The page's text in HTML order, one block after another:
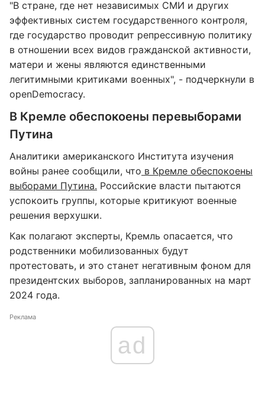
"В стране, где нет независимых СМИ и других
эффективных систем государственного контроля,
где государство проводит репрессивную политику
в отношении всех видов гражданской активности,
матери и жены являются единственными
легитимными критиками военных", - подчеркнули в
openDemocracy.
В Кремле обеспокоены перевыборами
Путина
Аналитики американского Института изучения
войны ранее сообщили, что в Кремле обеспокоены
выборами Путина. Российские власти пытаются
успокоить группы, которые критикуют военные
решения верхушки.
Как полагают эксперты, Кремль опасается, что
родственники мобилизованных будут
протестовать, и это станет негативным фоном для
президентских выборов, запланированных на март
2024 года.
Реклама
ad